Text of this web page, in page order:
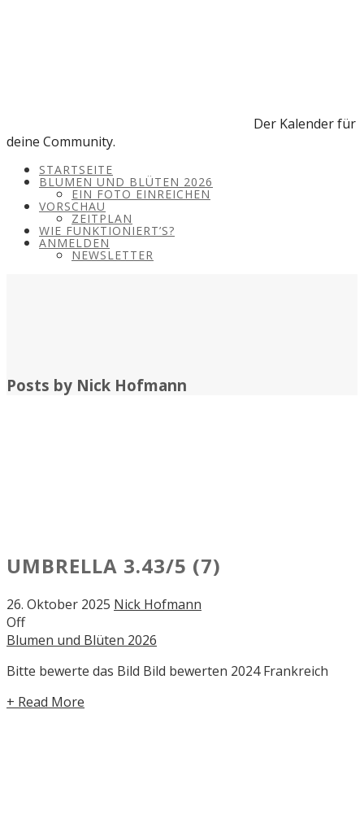
Der Kalender für
deine Community.
STARTSEITE
BLUMEN UND BLÜTEN 2026
EIN FOTO EINREICHEN
VORSCHAU
ZEITPLAN
WIE FUNKTIONIERT’S?
ANMELDEN
NEWSLETTER
Posts by Nick Hofmann
UMBRELLA 3.43/5 (7)
26. Oktober 2025 Nick Hofmann
Off
Blumen und Blüten 2026
Bitte bewerte das Bild Bild bewerten 2024 Frankreich
+ Read More